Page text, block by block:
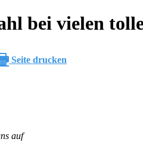
bei vielen
Seite drucken
auf